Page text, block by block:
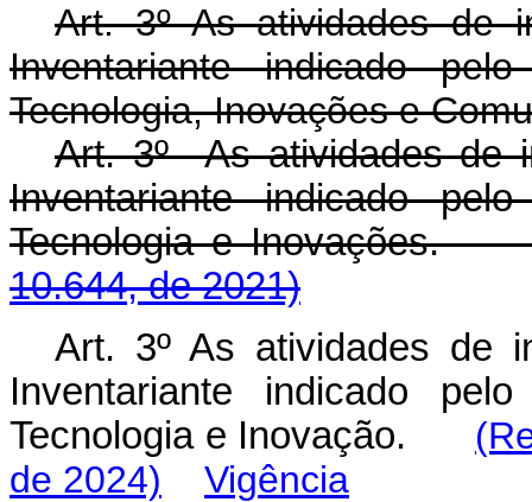
Art. 3º As atividades de
Inventariante indicado
Tecnologia, Inovações e
Art. 3º As atividades de
Inventariante indicado
Tecnologia e
10.644, de 2021)
Art. 3º As atividades de
Inventariante indicado
Tecnologia e Inovação.
de 2024)
Vigência